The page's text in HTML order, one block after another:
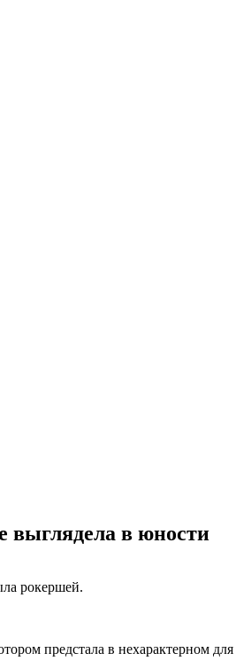
выглядела в юности
рокершей.
предстала в нехарактерном для